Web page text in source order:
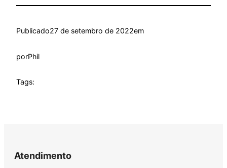
Publicado27 de setembro de 2022em
porPhil
Tags:
Atendimento